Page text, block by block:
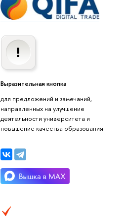
Выразительная кнопка
для предложений и замечаний,
направленных на улучшение
деятельности университета и
повышение качества образования